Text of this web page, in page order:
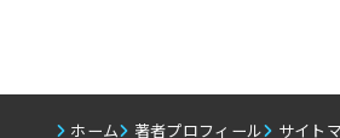
ホーム 著者プロフィール サイト